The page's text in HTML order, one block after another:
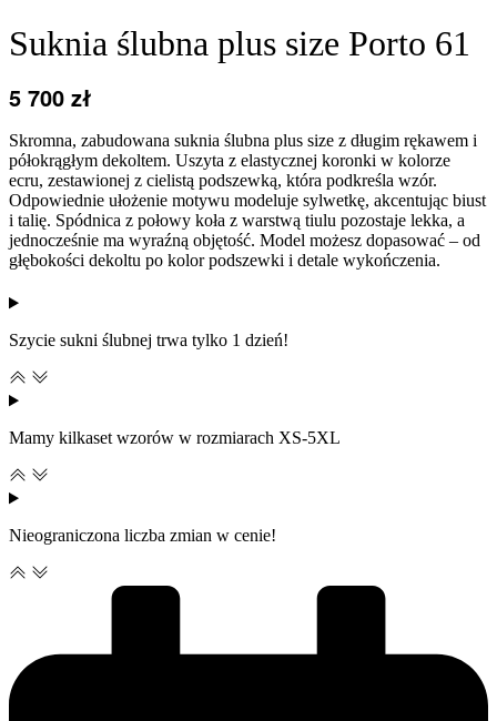
Suknia ślubna plus size Porto 61
5 700 zł
Skromna, zabudowana suknia ślubna plus size z długim rękawem i
półokrągłym dekoltem. Uszyta z elastycznej koronki w kolorze
ecru, zestawionej z cielistą podszewką, która podkreśla wzór.
Odpowiednie ułożenie motywu modeluje sylwetkę, akcentując biust
i talię. Spódnica z połowy koła z warstwą tiulu pozostaje lekka, a
jednocześnie ma wyraźną objętość. Model możesz dopasować – od
głębokości dekoltu po kolor podszewki i detale wykończenia.
Szycie sukni ślubnej trwa tylko 1 dzień!
Mamy kilkaset wzorów w rozmiarach XS-5XL
Nieograniczona liczba zmian w cenie!